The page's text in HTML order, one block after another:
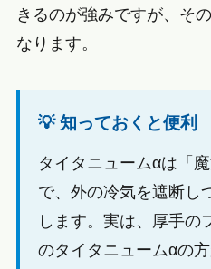
きるのが強みですが、そ
なります。
💡 知っておくと便利
タイタニュームαは「
で、外の冷気を遮断し
します。実は、厚手の
のタイタニュームαの